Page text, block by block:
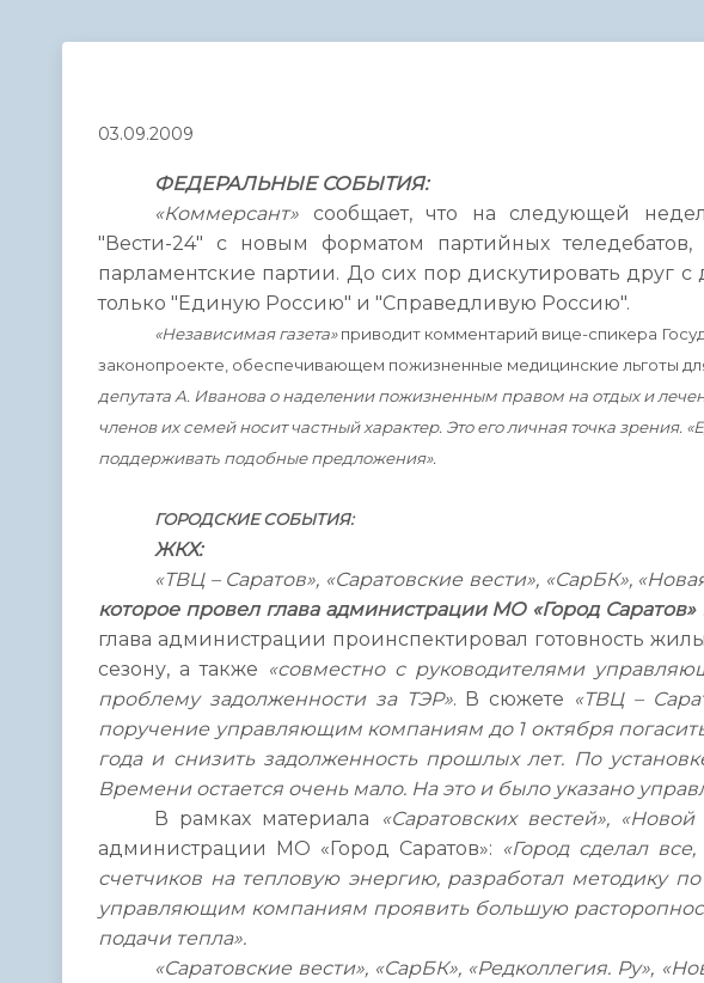
администрации
03.09.2009
ФЕДЕРАЛЬНЫЕ СОБЫТИЯ:
«Коммерсант» сообщает, что на следующей
"Вести-24" с новым форматом партийных
парламентские партии. До сих пор дискутировать друг
только "Единую Россию" и "Справедливую Россию".
«Независимая газета»приводит комментарий вице-спикера
законопроекте, обеспечивающем пожизненные медицинские льготы
депутата А. Иванова о наделении пожизненным правом на отдых и
членов их семей носит частный характер. Это его личная точка зрения.
поддерживать подобные предложения».
ГОРОДСКИЕ СОБЫТИЯ:
ЖКХ:
«ТВЦ – Саратов», «Саратовские вести», «СарБК»,
которое провел глава администрации МО «Город
глава администрации проинспектировал готовность
сезону, а также «совместно с руководителями
проблему задолженности за ТЭР». В сюжете «ТВЦ –
поручение управляющим компаниям до 1 октября
года и снизить задолженность прошлых лет. По
Времени остается очень мало. На это и было указано
В рамках материала
«Саратовских вестей»,
администрации МО «Город Саратов»: «Город сделал
счетчиков на тепловую энергию, разработал методику
управляющим компаниям проявить большую
подачи тепла».
«Саратовские вести», «СарБК», «Редколлегия. Ру»,